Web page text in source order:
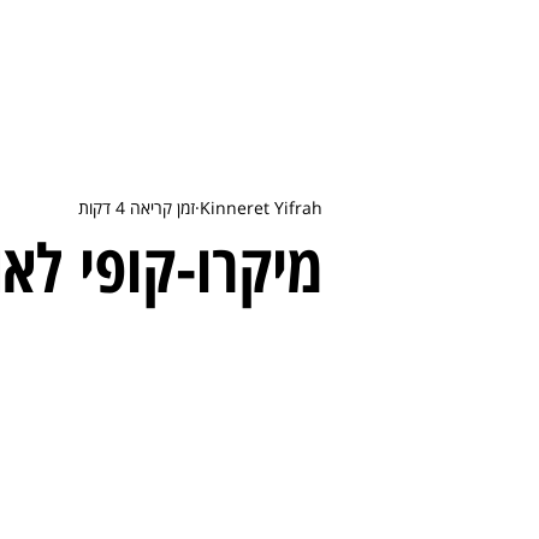
מיקרו-קופי
Kinneret Yifrah זמן קריאה 4 דקות